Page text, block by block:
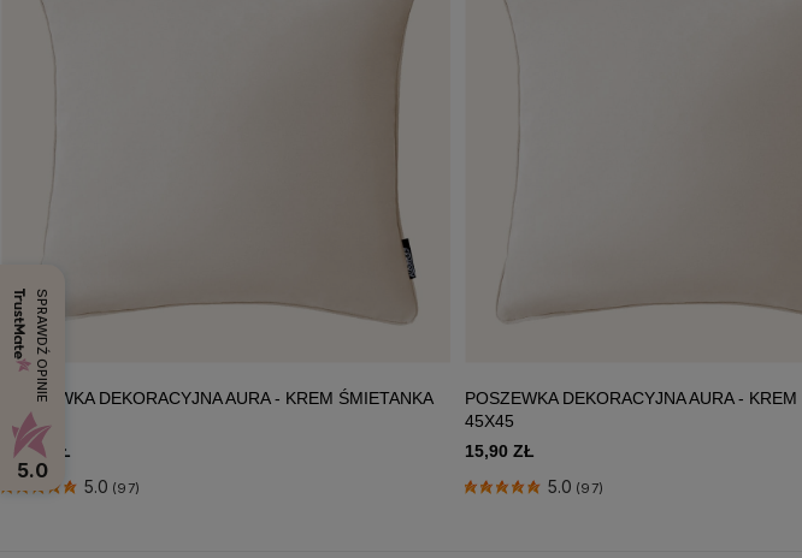
POSZEWKA DEKORACYJNA AURA - KREM ŚMIETANKA
40X40
14,90 ZŁ
5.0 (97)
POSZEWKA DEKORACYJNA AURA -
45X45
15,90 ZŁ
5.0 (97)
SPRAWDŹ OPINIE
5.0